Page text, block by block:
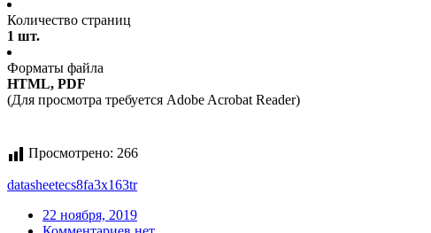
Количество страниц
1 шт.
Форматы файла
HTML, PDF
(Для просмотра требуется Adobe Acrobat Reader)
Просмотрено: 266
datasheetecs8fa3x163tr
22 ноября, 2019